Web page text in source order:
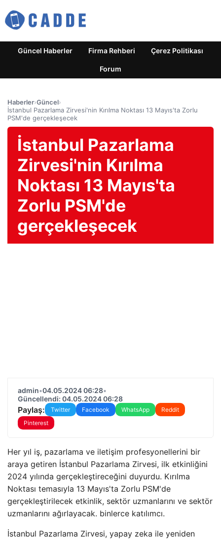
Güncel Haberler Firma Rehberi Çerez Politikası
Forum
Haberler›Güncel›
İstanbul Pazarlama Zirvesi'nin Kırılma Noktası 13 Mayıs'ta Zorlu
PSM'de gerçekleşecek
İstanbul Pazarlama
Zirvesi'nin Kırılma
Noktası 13 Mayıs'ta
Zorlu PSM'de
gerçekleşecek
admin•04.05.2024 06:28•
Güncellendi: 04.05.2024 06:28
Paylaş: Twitter Facebook WhatsApp
Reddit
Pinterest
Her yıl iş, pazarlama ve iletişim profesyonellerini bir
araya getiren İstanbul Pazarlama Zirvesi, ilk etkinliğini
2024 yılında gerçekleştireceğini duyurdu. Kırılma
Noktası temasıyla 13 Mayıs'ta Zorlu PSM'de
gerçekleştirilecek etkinlik, sektör uzmanlarını ve sektör
uzmanlarını ağırlayacak. binlerce katılımcı.
İstanbul Pazarlama Zirvesi, yapay zeka ile yeniden